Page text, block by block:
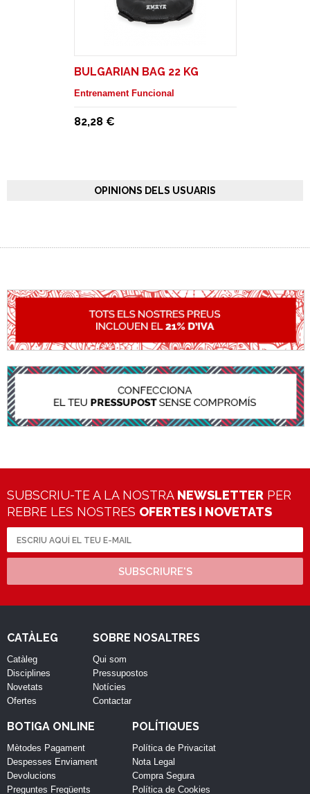
BULGARIAN BAG 22 KG
Entrenament Funcional
82,28 €
OPINIONS DELS USUARIS
SUBSCRIU-TE A LA NOSTRA NEWSLETTER PER
REBRE LES NOSTRES OFERTES I NOVETATS
SUBSCRIURE'S
CATÀLEG
Catàleg
Disciplines
Novetats
Ofertes
SOBRE NOSALTRES
Qui som
Pressupostos
Notícies
Contactar
BOTIGA ONLINE
Mètodes Pagament
Despesses Enviament
Devolucions
Preguntes Freqüents
POLÍTIQUES
Política de Privacitat
Nota Legal
Compra Segura
Política de Cookies